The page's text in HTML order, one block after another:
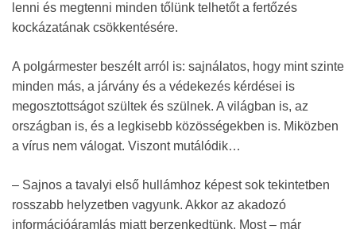
lenni és megtenni minden tőlünk telhetőt a fertőzés
kockázatának csökkentésére.
A polgármester beszélt arról is: sajnálatos, hogy mint szinte
minden más, a járvány és a védekezés kérdései is
megosztottságot szültek és szülnek. A világban is, az
országban is, és a legkisebb közösségekben is. Miközben
a vírus nem válogat. Viszont mutálódik…
– Sajnos a tavalyi első hullámhoz képest sok tekintetben
rosszabb helyzetben vagyunk. Akkor az akadozó
információáramlás miatt berzenkedtünk. Most – már